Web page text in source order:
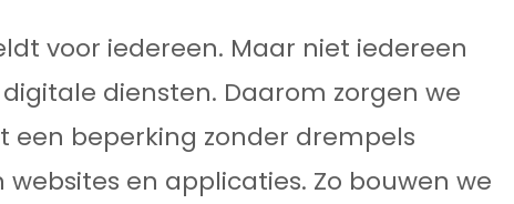
Email
contact@axendo.nl
voor iedereen. Maar niet iedereen
diensten. Daarom zorgen we
een beperking zonder drempels
en applicaties. Zo bouwen we